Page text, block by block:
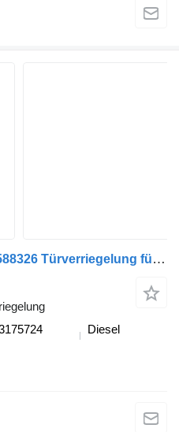
Volvo FM9 (01.01-12.05) 20588326 Türverriegelung für Volvo FM7-FM12, FM, FMX (1998-2014) Sattelzugmaschine
Diesel